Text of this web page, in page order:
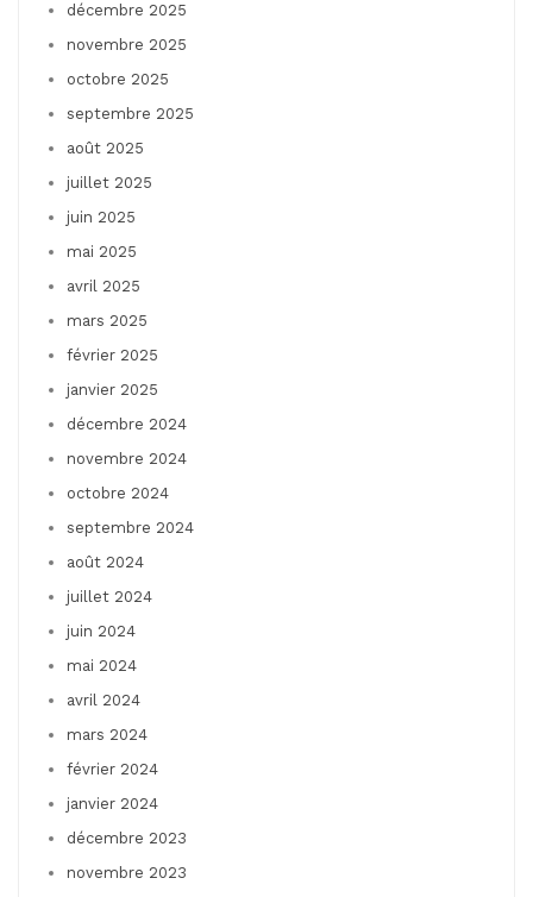
décembre 2025
novembre 2025
octobre 2025
septembre 2025
août 2025
juillet 2025
juin 2025
mai 2025
avril 2025
mars 2025
février 2025
janvier 2025
décembre 2024
novembre 2024
octobre 2024
septembre 2024
août 2024
juillet 2024
juin 2024
mai 2024
avril 2024
mars 2024
février 2024
janvier 2024
décembre 2023
novembre 2023